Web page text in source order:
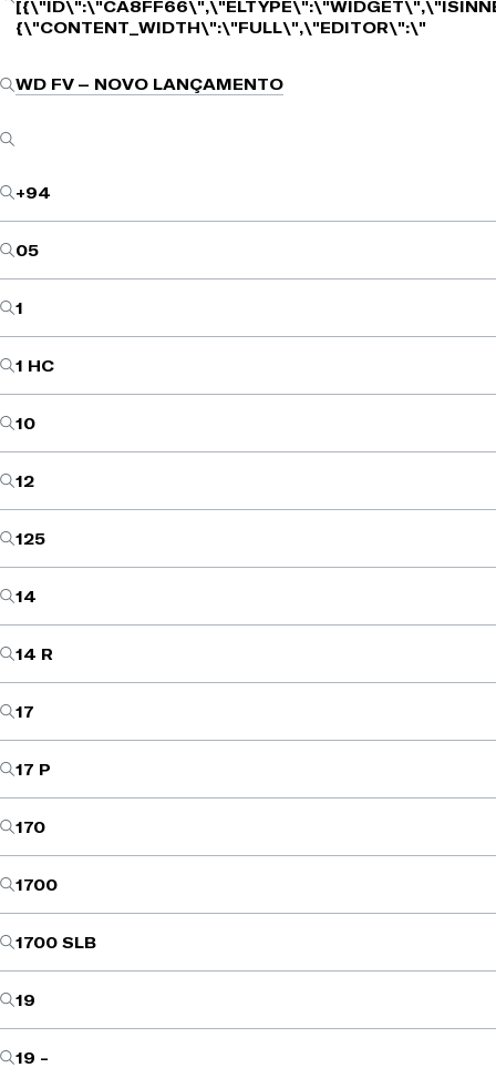
{\"CONTENT_WIDTH\":\"FULL\",\"EDITOR\":\"
WD FV – NOVO LANÇAMENTO
+94
05
1
1 HC
10
12
125
14
14 R
17
17 P
170
1700
1700 SLB
19
19 -